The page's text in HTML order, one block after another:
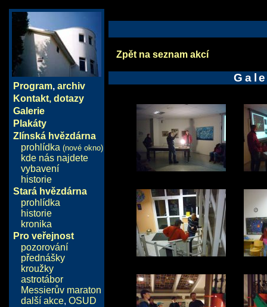
Program, archiv
Kontakt, dotazy
Galerie
Plakáty
Zlínská hvězdárna
prohlídka (nové okno)
kde nás najdete
vybavení
historie
Stará hvězdárna
prohlídka
historie
kronika
Pro veřejnost
pozorování
přednášky
kroužky
astrotábor
Messierův maraton
další akce, OSUD
Zpět na seznam akcí